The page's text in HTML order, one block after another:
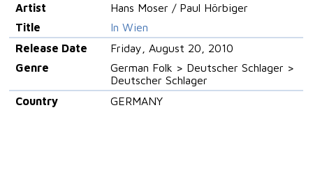
Artist
Hans Moser / Paul Hörbiger
Title
In Wien
Release Date
Friday, August 20, 2010
Genre
German Folk > Deutscher Schlager >
Deutscher Schlager
Country
GERMANY